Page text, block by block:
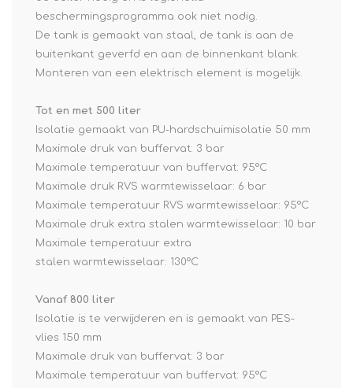
beschermingsprogramma ook niet nodig.
De tank is gemaakt van staal, de tank is aan de
buitenkant geverfd en aan de binnenkant blank.
Monteren van een elektrisch element is mogelijk.
Tot en met 500 liter
Isolatie gemaakt van PU-hardschuimisolatie 50 mm
Maximale druk van buffervat: 3 bar
Maximale temperatuur van buffervat: 95°C
Maximale druk RVS warmtewisselaar: 6 bar
Maximale temperatuur RVS warmtewisselaar: 95°C
Maximale druk extra stalen warmtewisselaar: 10 bar
Maximale temperatuur extra
stalen warmtewisselaar: 130°C
Vanaf 800 liter
Isolatie is te verwijderen en is gemaakt van PES-
vlies 150 mm
Maximale druk van buffervat: 3 bar
Maximale temperatuur van buffervat: 95°C